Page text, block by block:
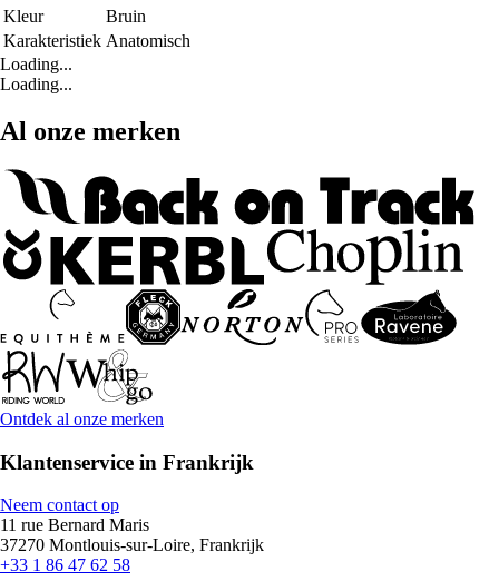
Kleur
Bruin
Karakteristiek Anatomisch
Loading...
Loading...
Al onze merken
Ontdek al onze merken
Klantenservice in Frankrijk
Neem contact op
11 rue Bernard Maris
37270 Montlouis-sur-Loire, Frankrijk
+33 1 86 47 62 58